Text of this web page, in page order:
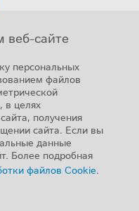
веб-сайте
персональных
файлов
в целях
получения
сайта. Если вы
данные
Более подробная
файлов Cookie.